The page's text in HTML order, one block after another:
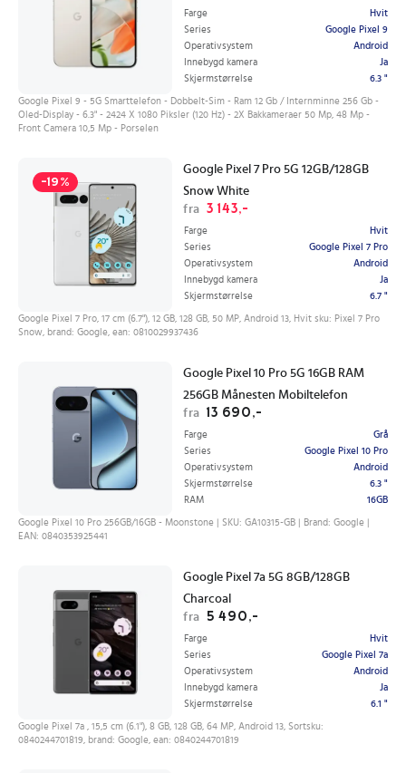
Farge
Hvit
Series
Google Pixel 9
Operativsystem
Android
Innebygd kamera
Ja
Skjermstørrelse
6.3 "
Google Pixel 9 - 5G Smarttelefon - Dobbelt-Sim - Ram 12 Gb / Internminne 256 Gb -
Oled-Display - 6.3" - 2424 X 1080 Piksler (120 Hz) - 2X Bakkameraer 50 Mp, 48 Mp -
Front Camera 10,5 Mp - Porselen
-19%
Google Pixel 7 Pro 5G 12GB/128GB
Snow White
fra 3 143,-
Farge
Hvit
Series
Google Pixel 7 Pro
Operativsystem
Android
Innebygd kamera
Ja
Skjermstørrelse
6.7 "
Google Pixel 7 Pro, 17 cm (6.7"), 12 GB, 128 GB, 50 MP, Android 13, Hvit sku: Pixel 7 Pro
Snow, brand: Google, ean: 0810029937436
Google Pixel 10 Pro 5G 16GB RAM
256GB Månesten Mobiltelefon
fra 13 690,-
Farge
Grå
Series
Google Pixel 10 Pro
Operativsystem
Android
Skjermstørrelse
6.3 "
RAM
16GB
Google Pixel 10 Pro 256GB/16GB - Moonstone | SKU: GA10315-GB | Brand: Google |
EAN: 0840353925441
Google Pixel 7a 5G 8GB/128GB
Charcoal
fra
5 490,-
Farge
Hvit
Series
Google Pixel 7a
Operativsystem
Android
Innebygd kamera
Ja
Skjermstørrelse
6.1 "
Google Pixel 7a , 15,5 cm (6.1"), 8 GB, 128 GB, 64 MP, Android 13, Sortsku:
0840244701819, brand: Google, ean: 0840244701819